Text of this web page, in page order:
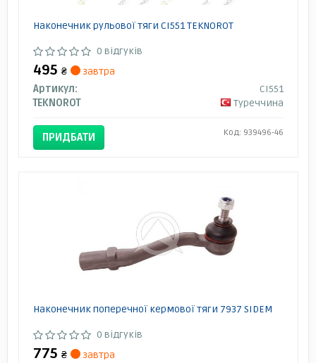
Наконечник рульової тяги CI551 TEKNOROT
0 відгуків
495 ₴
завтра
Артикул:
CI551
TEKNOROT
Туреччина
ПРИДБАТИ Код: 939496-46
Наконечник поперечної кермової тяги 7937 SIDEM
0 відгуків
775 ₴
завтра